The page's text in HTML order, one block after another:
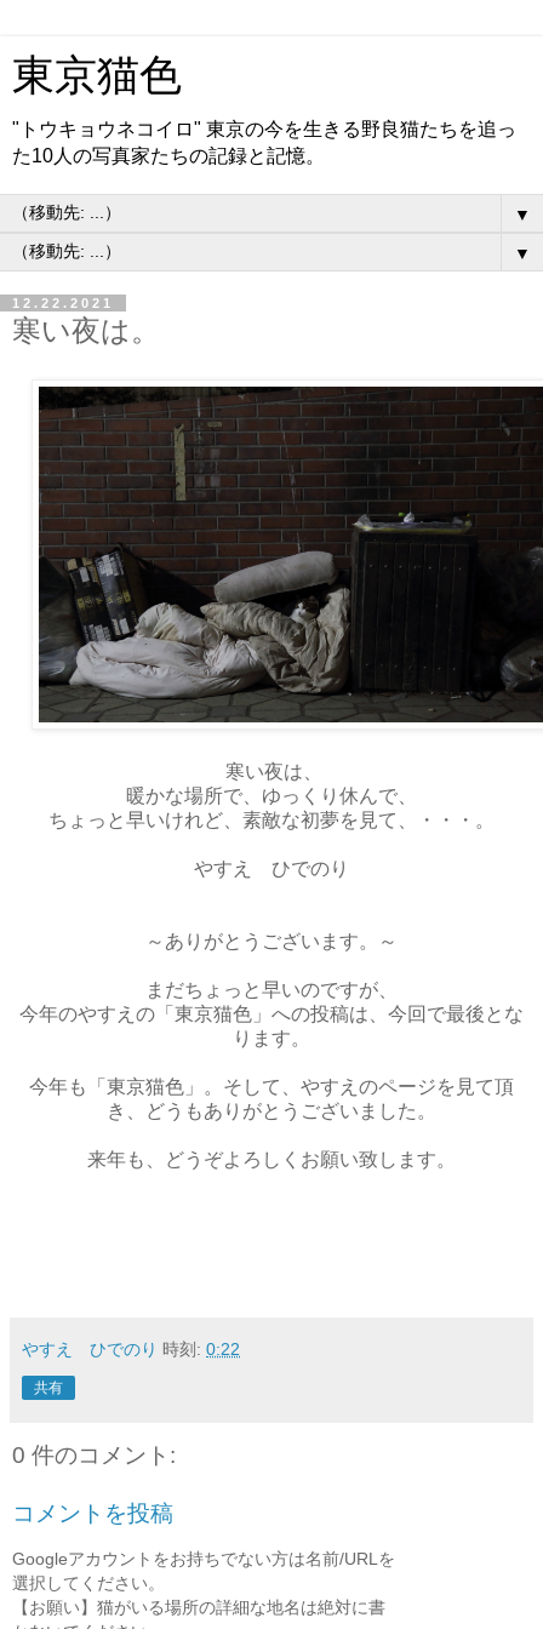
東京猫色
"トウキョウネコイロ" 東京の今を生きる野良猫たちを追っ
た10人の写真家たちの記録と記憶。
▼
▼
12.22.2021
寒い夜は。
寒い夜は、
暖かな場所で、ゆっくり休んで、
ちょっと早いけれど、素敵な初夢を見て、・・・。
やすえ ひでのり
～ありがとうございます。～
まだちょっと早いのですが、
今年のやすえの「東京猫色」への投稿は、今回で最後とな
ります。
今年も「東京猫色」。そして、やすえのページを見て頂
き、どうもありがとうございました。
来年も、どうぞよろしくお願い致します。
やすえ ひでのり 時刻: 0:22
共有
0 件のコメント:
コメントを投稿
Googleアカウントをお持ちでない方は名前/URLを
選択してください。
【お願い】猫がいる場所の詳細な地名は絶対に書